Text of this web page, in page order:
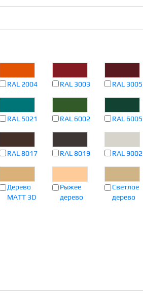
RAL 2004 RAL 3003 RAL 3005
RAL 5021 RAL 6002 RAL 6005
RAL 8017 RAL 8019 RAL 9002
Дерево
MATT 3D
Рыжее
дерево
Светлое
дерево